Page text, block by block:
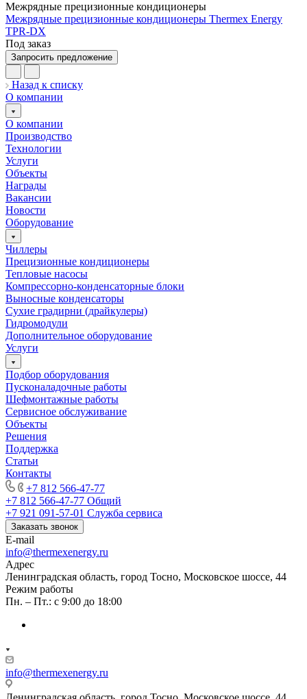
Межрядные прецизионные кондиционеры
Межрядные прецизионные кондиционеры Thermex Energy
TPR-DX
Под заказ
Запросить предложение
Назад к списку
О компании
О компании
Производство
Технологии
Услуги
Объекты
Награды
Вакансии
Новости
Оборудование
Чиллеры
Прецизионные кондиционеры
Тепловые насосы
Компрессорно-конденсаторные блоки
Выносные конденсаторы
Сухие градирни (драйкулеры)
Гидромодули
Дополнительное оборудование
Услуги
Подбор оборудования
Пусконаладочные работы
Шефмонтажные работы
Сервисное обслуживание
Объекты
Решения
Поддержка
Статьи
Контакты
+7 812 566-47-77
+7 812 566-47-77 Общий
+7 921 091-57-01 Служба сервиса
Заказать звонок
E-mail
info@thermexenergy.ru
Адрес
Ленинградская область, город Тосно, Московское шоссе, 44
Режим работы
Пн. – Пт.: с 9:00 до 18:00
info@thermexenergy.ru